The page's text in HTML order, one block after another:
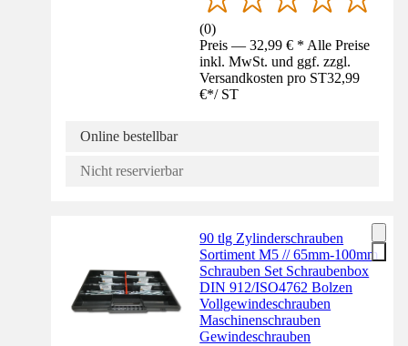
(0)
Preis — 32,99 € * Alle Preise
inkl. MwSt. und ggf. zzgl.
Versandkosten pro ST32,99
€*/ ST
Online bestellbar
Nicht reservierbar
90 tlg Zylinderschrauben
Sortiment M5 // 65mm-100mm
Schrauben Set Schraubenbox
DIN 912/ISO4762 Bolzen
Vollgewindeschrauben
Maschinenschrauben
Gewindeschrauben